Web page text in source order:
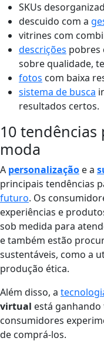
SKUs
descuido com a
vitrines com
descrições pobres
sobre qualidade,
fotos com baixa
sistema de busca
resultados certos.
10 tendências
moda
A personalização e a
principais tendências
futuro. Os
experiências e
sob medida para
e também estão
sustentáveis, como a
produção ética.
Além disso, a
virtual está
consumidores
de comprá-los.